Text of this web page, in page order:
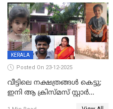
രണ്ട് കേസുകൾ
KERALA
Posted On 23-12-2025
വീട്ടിലെ നക്ഷത്രങ്ങൾ കെട്ടു;
ഇനി ആ ക്രിസ്മസ് സ്റ്റാർ